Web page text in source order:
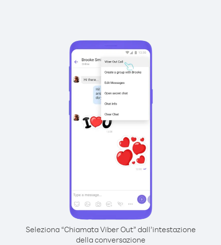
Seleziona “Chiamata Viber Out” dall’intestazione
della conversazione